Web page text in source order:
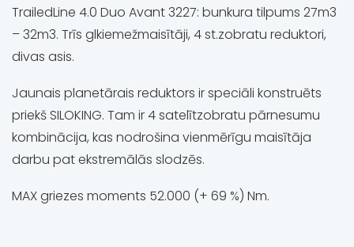
TrailedLine 4.0 Duo Avant 3227: bunkura tilpums 27m3
– 32m3. Trīs glkiemežmaisītāji, 4 st.zobratu reduktori,
divas asis.
Jaunais planetārais reduktors ir speciāli konstruēts
priekš SILOKING. Tam ir 4 satelītzobratu pārnesumu
kombinācija, kas nodrošina vienmērīgu maisītāja
darbu pat ekstremālās slodzēs.
MAX griezes moments 52.000 (+ 69 %) Nm.